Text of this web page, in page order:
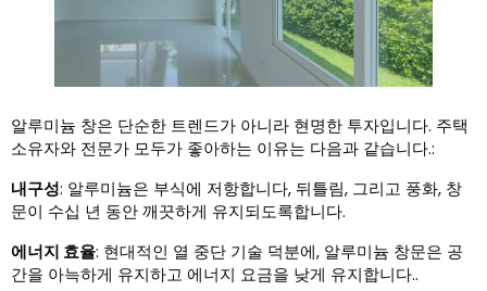
알루미늄 창은 단순한 트렌드가 아니라 현명한 투자입니다. 주택
소유자와 전문가 모두가 좋아하는 이유는 다음과 같습니다.:
내구성: 알루미늄은 부식에 저항합니다, 뒤틀림, 그리고 풍화, 창
문이 수십 년 동안 깨끗하게 유지되도록합니다.
에너지 효율: 현대적인 열 중단 기술 덕분에, 알루미늄 창문은 공
간을 아늑하게 유지하고 에너지 요금을 낮게 유지합니다..